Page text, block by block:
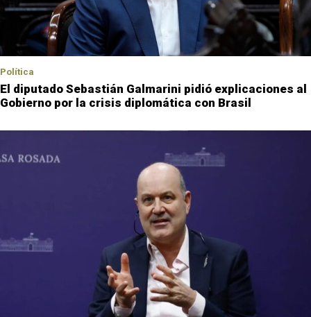
Política
El diputado Sebastián Galmarini pidió explicaciones al
Gobierno por la crisis diplomática con Brasil